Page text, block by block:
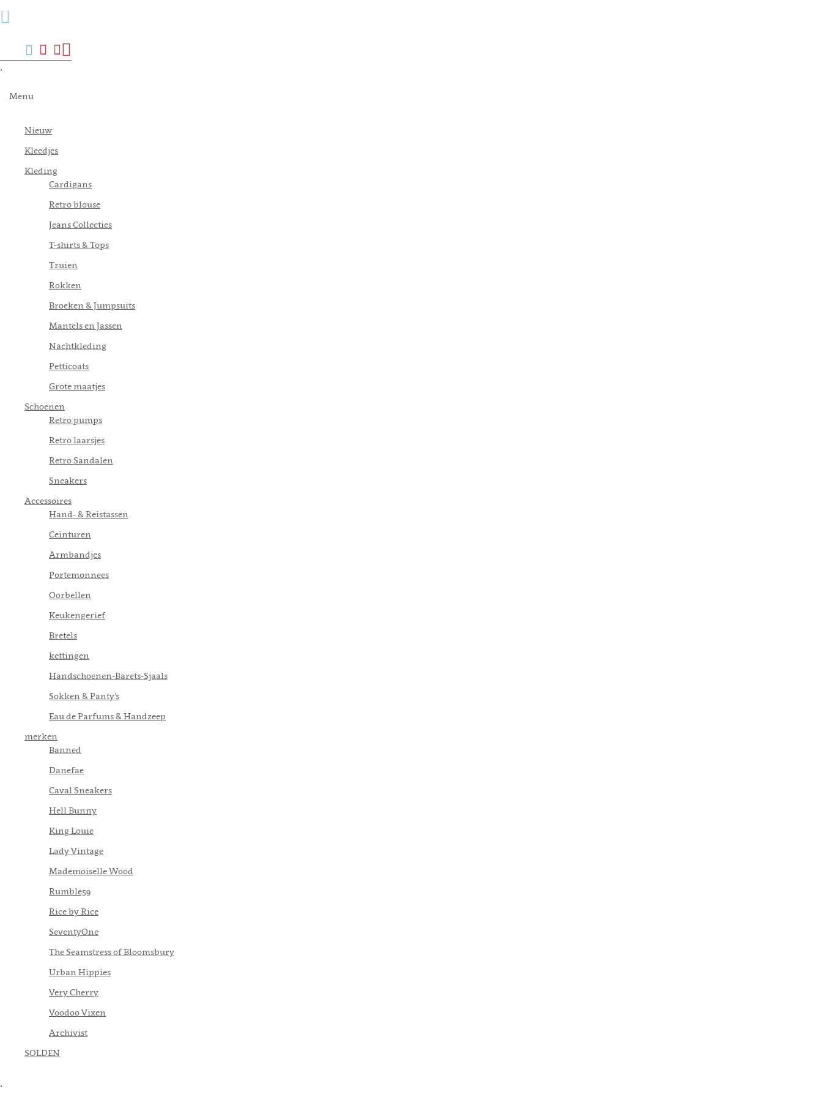
Verlanglijst
Mijn
account
Zoek
.
Menu
Nieuw
Kleedjes
Kleding
Cardigans
Retro blouse
Jeans Collecties
T-shirts & Tops
Truien
Rokken
Broeken & Jumpsuits
Mantels en Jassen
Nachtkleding
Petticoats
Grote maatjes
Schoenen
Retro pumps
Retro laarsjes
Retro Sandalen
Sneakers
Accessoires
Hand- & Reistassen
Ceinturen
Armbandjes
Portemonnees
Oorbellen
Keukengerief
Bretels
kettingen
Handschoenen-Barets-Sjaals
Sokken & Panty's
Eau de Parfums & Handzeep
merken
Banned
Danefae
Caval Sneakers
Hell Bunny
King Louie
Lady Vintage
Mademoiselle Wood
Rumble59
Rice by Rice
SeventyOne
The Seamstress of Bloomsbury
Urban Hippies
Very Cherry
Voodoo Vixen
Archivist
SOLDEN
.